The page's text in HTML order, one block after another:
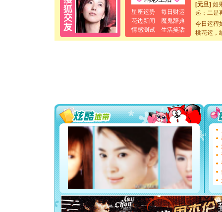
星座运势
每日财运
花边新闻
魔鬼辞典
情感测试
生活笑话
起；二是
[元旦]当
泣，这痛
你太多，
要平安
[圣诞节]
能正大
都要快乐
[圣诞节]
如意,快
[元旦]
看
断电。
你是我
[元旦]如
起；二是
今日运程
桃花运，